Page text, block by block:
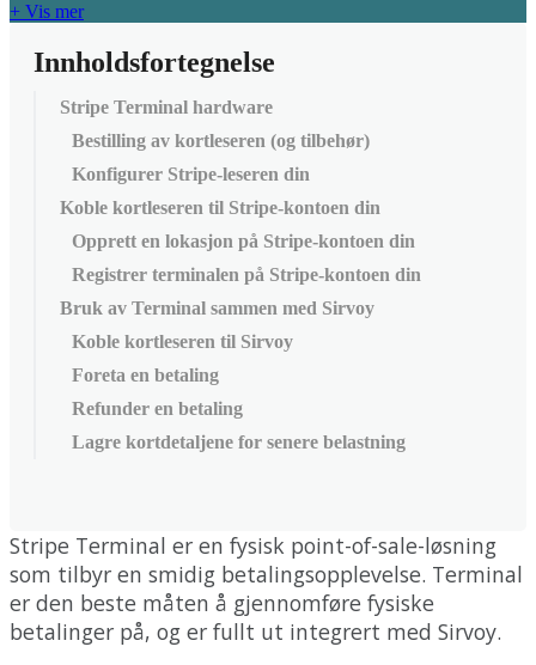
+ Vis mer
Innholdsfortegnelse
Stripe Terminal hardware
Bestilling av kortleseren (og tilbehør)
Konfigurer Stripe-leseren din
Koble kortleseren til Stripe-kontoen din
Opprett en lokasjon på Stripe-kontoen din
Registrer terminalen på Stripe-kontoen din
Bruk av Terminal sammen med Sirvoy
Koble kortleseren til Sirvoy
Foreta en betaling
Refunder en betaling
Lagre kortdetaljene for senere belastning
Stripe Terminal er en fysisk point-of-sale-løsning
som tilbyr en smidig betalingsopplevelse. Terminal
er den beste måten å gjennomføre fysiske
betalinger på, og er fullt ut integrert med Sirvoy.